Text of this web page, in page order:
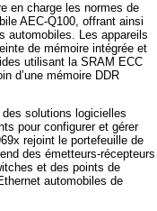
en charge les normes de
AEC-Q100, offrant ainsi
automobiles. Les appareils
de mémoire intégrée et
utilisant la SRAM ECC
d’une mémoire DDR
solutions logicielles
pour configurer et gérer
rejoint le portefeuille de
des émetteurs-récepteurs
et des points de
automobiles de